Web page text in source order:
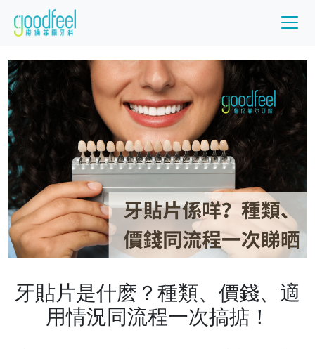
牙貼片是什麽？種類、價錢、適
用情況同流程一次搞掂！